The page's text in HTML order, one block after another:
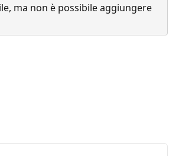
ma non è possibile aggiungere